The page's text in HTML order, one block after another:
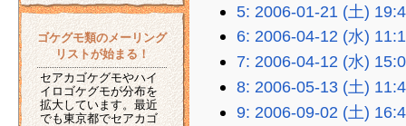
ゴケグモ類のメーリング
リストが始まる！
セアカゴケグモやハイ
イロゴケグモが分布を
拡大しています。最近
でも東京都でセアカゴ
5: 2006-01-21 (土)
6: 2006-04-12 (水)
7: 2006-04-12 (水)
8: 2006-05-13 (土)
9: 2006-09-02 (土)